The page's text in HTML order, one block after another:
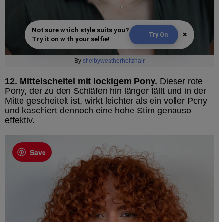
Not sure which style suits you?
Try it on with your selfie!
Try On ×
By shelbyweatherholtzhair
12. Mittelscheitel mit lockigem Pony. Dieser rote
Pony, der zu den Schläfen hin länger fällt und in der
Mitte gescheitelt ist, wirkt leichter als ein voller Pony
und kaschiert dennoch eine hohe Stirn genauso
effektiv.
Save